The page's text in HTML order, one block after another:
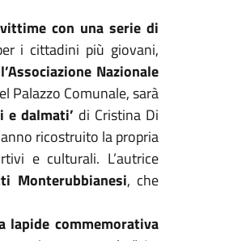
con una serie di
i cittadini più giovani,
l’Associazione Nazionale
Palazzo Comunale, sarà
dalmati’ di Cristina Di
ricostruito la propria
e culturali. L’autrice
Monterubbianesi, che
lapide commemorativa